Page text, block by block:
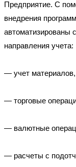
Предприятие. C
внедрения
автоматизированы
направления учета:
— учет материалов,
— торговые
— валютные
— расчеты с